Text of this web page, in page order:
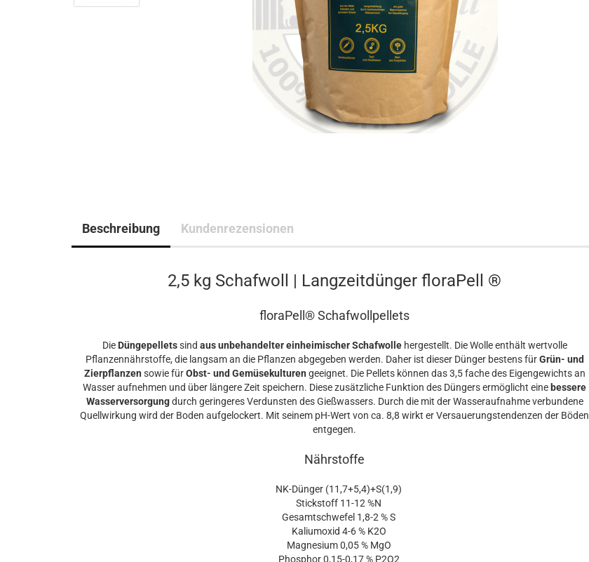
Beschreibung Kundenrezensionen
2,5 kg Schafwoll | Langzeitdünger floraPell ®
floraPell® Schafwollpellets
Die Düngepelletssind aus unbehandelter einheimischer Schafwollehergestellt. Die Wolle enthält wertvolle
Pflanzennährstoffe, die langsam an die Pflanzen abgegeben werden. Daher ist dieser Dünger bestens fürGrün- und
Zierpflanzen sowie fürObst- und Gemüsekulturen geeignet. Die Pellets können das 3,5 fache des Eigengewichts an
Wasser aufnehmen und über längere Zeit speichern. Diese zusätzliche Funktion des Düngers ermöglicht eine bessere
Wasserversorgungdurch geringeres Verdunsten des Gießwassers. Durch die mit der Wasseraufnahme verbundene
Quellwirkung wird der Boden aufgelockert. Mit seinem pH-Wert von ca. 8,8 wirkt er Versauerungstendenzen der Böden
entgegen.
Nährstoffe
NK-Dünger (11,7+5,4)+S(1,9)
Stickstoff 11-12 %N
Gesamtschwefel 1,8-2 % S
Kaliumoxid 4-6 % K2O
Magnesium 0,05 % MgO
Phosphor 0,15-0,17 % P2O2